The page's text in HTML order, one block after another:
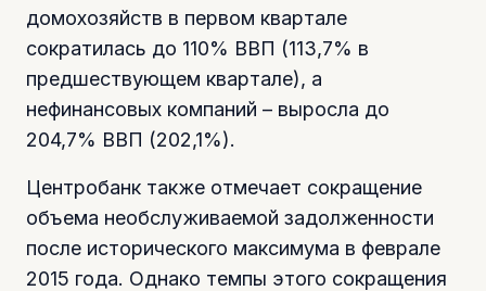
домохозяйств в первом квартале
сократилась до 110% ВВП (113,7% в
предшествующем квартале), а
нефинансовых компаний – выросла до
204,7% ВВП (202,1%).
Центробанк также отмечает сокращение
объема необслуживаемой задолженности
после исторического максимума в феврале
2015 года. Однако темпы этого сокращения